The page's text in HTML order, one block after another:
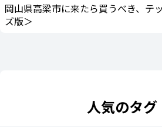
岡山県高梁市に来たら買うべき、テ
ズ版＞
人気のタグ